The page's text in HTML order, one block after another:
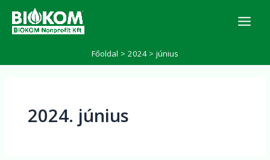
content
Főoldal 2024 június
2024. június
e
r
é